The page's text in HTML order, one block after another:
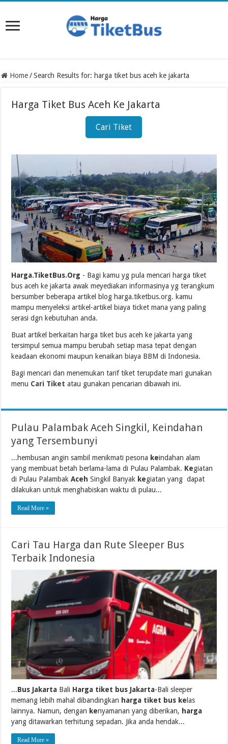
Home / Search Results for: harga tiket bus aceh ke jakarta
Harga Tiket Bus Aceh Ke Jakarta
Cari Tiket
Harga.TiketBus.Org - Bagi kamu yg pula mencari harga tiket
bus aceh ke jakarta awak meyediakan informasinya yg terangkum
bersumber beberapa artikel blog harga.tiketbus.org. kamu
mampu menyeleksi artikel-artikel biaya ticket mana yang paling
serasi dgn kebutuhan anda.
Buat artikel berkaitan harga tiket bus aceh ke jakarta yang
tersimpul semua mampu berubah setiap masa tepat dengan
keadaan ekonomi maupun kenaikan biaya BBM di Indonesia.
Bagi mencari dan menemukan tarif tiket terupdate mari gunakan
menu Cari Tiket atau gunakan pencarian dibawah ini.
Pulau Palambak Aceh Singkil, Keindahan
yang Tersembunyi
...hembusan angin sambil menikmati pesona keindahan alam
yang membuat betah berlama-lama di Pulau Palambak. Kegiatan
di Pulau PalambakAceh Singkil Banyak kegiatan yang dapat
dilakukan untuk menghabiskan waktu di pulau...
Read More »
Cari Tau Harga dan Rute Sleeper Bus
Terbaik Indonesia
...Bus Jakarta Bali Harga tiket bus Jakarta-Bali sleeper
memang lebih mahal dibandingkan harga tiket bus ke las
lainnya. Namun, dengan kenyamanan yang diberikan, harga
yang ditawarkan terhitung sepadan. Jika anda hendak...
Read More »